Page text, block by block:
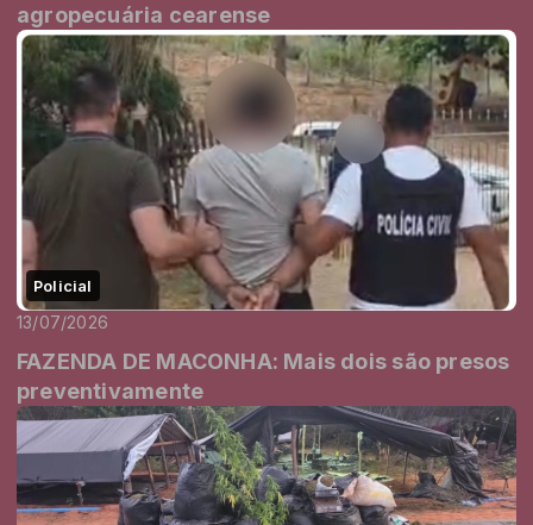
agropecuária cearense
Policial
13/07/2026
FAZENDA DE MACONHA: Mais dois são presos
preventivamente